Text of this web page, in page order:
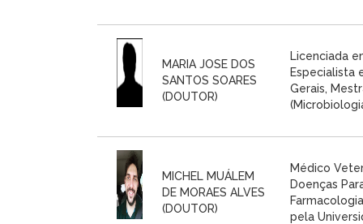
MARIA JOSE DOS
SANTOS SOARES
(DOUTOR)
Licenciada
Especialista
Gerais,
MICHEL MUÁLEM
DE MORAES ALVES
(DOUTOR)
Médico
Doenças
pela